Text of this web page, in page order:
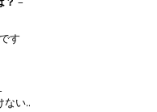
す
ない..